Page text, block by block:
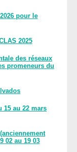
pour le
2025
des réseaux
promeneurs du
15 au 22 mars
02 au 19 03